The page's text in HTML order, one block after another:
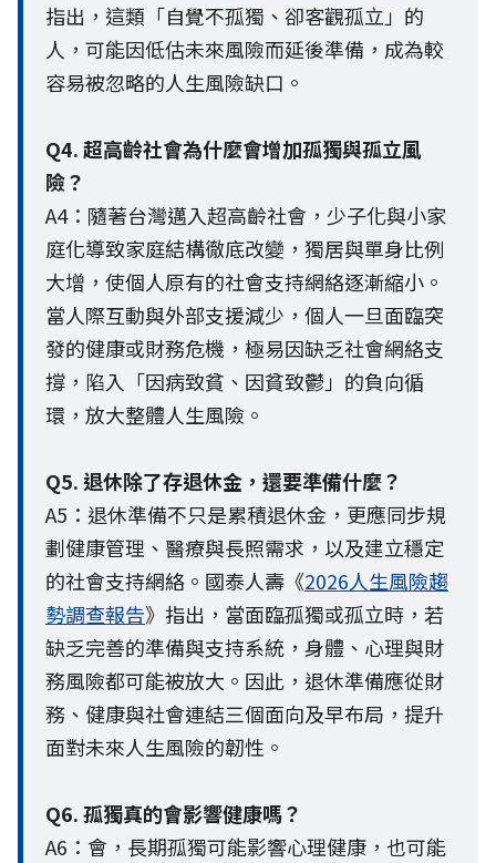
指出，這類「自覺不孤獨、卻客觀孤立」的
人，可能因低估未來風險而延後準備，成為較
容易被忽略的人生風險缺口。
Q4. 超高齡社會為什麼會增加孤獨與孤立風
險？
A4：隨著台灣邁入超高齡社會，少子化與小家
庭化導致家庭結構徹底改變，獨居與單身比例
大增，使個人原有的社會支持網絡逐漸縮小。
當人際互動與外部支援減少，個人一旦面臨突
發的健康或財務危機，極易因缺乏社會網絡支
撐，陷入「因病致貧、因貧致鬱」的負向循
環，放大整體人生風險。
Q5. 退休除了存退休金，還要準備什麼？
A5：退休準備不只是累積退休金，更應同步規
劃健康管理、醫療與長照需求，以及建立穩定
的社會支持網絡。國泰人壽《2026人生風險趨
勢調查報告》指出，當面臨孤獨或孤立時，若
缺乏完善的準備與支持系統，身體、心理與財
務風險都可能被放大。因此，退休準備應從財
務、健康與社會連結三個面向及早布局，提升
面對未來人生風險的韌性。
Q6. 孤獨真的會影響健康嗎？
A6：會，長期孤獨可能影響心理健康，也可能